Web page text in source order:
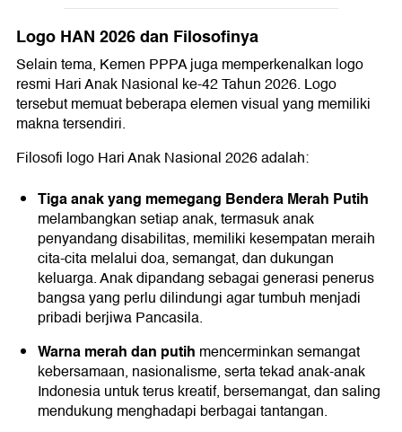
Logo HAN 2026 dan Filosofinya
Selain tema, Kemen PPPA juga memperkenalkan logo
resmi Hari Anak Nasional ke-42 Tahun 2026. Logo
tersebut memuat beberapa elemen visual yang memiliki
makna tersendiri.
Filosofi logo Hari Anak Nasional 2026 adalah:
Tiga anak yang memegang Bendera Merah Putih
melambangkan setiap anak, termasuk anak
penyandang disabilitas, memiliki kesempatan meraih
cita-cita melalui doa, semangat, dan dukungan
keluarga. Anak dipandang sebagai generasi penerus
bangsa yang perlu dilindungi agar tumbuh menjadi
pribadi berjiwa Pancasila.
Warna merah dan putih mencerminkan semangat
kebersamaan, nasionalisme, serta tekad anak-anak
Indonesia untuk terus kreatif, bersemangat, dan saling
mendukung menghadapi berbagai tantangan.